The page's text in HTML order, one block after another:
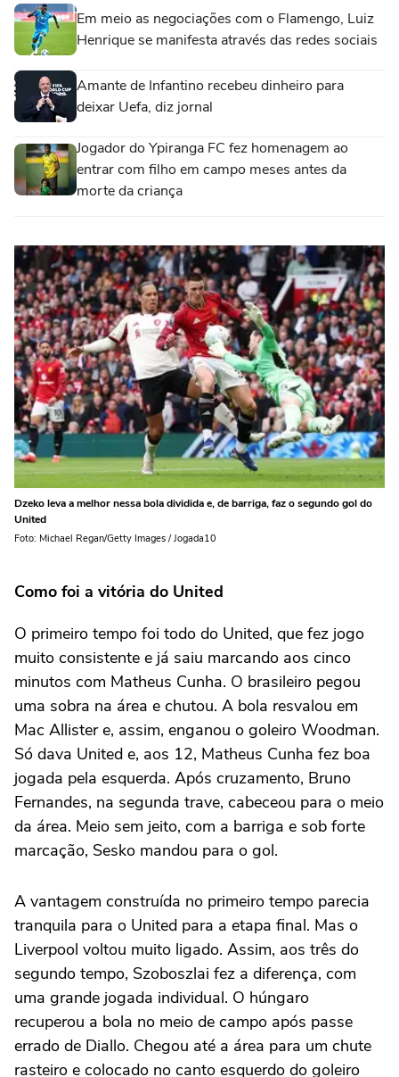
Em meio as negociações com o Flamengo, Luiz
Henrique se manifesta através das redes sociais
Amante de Infantino recebeu dinheiro para
deixar Uefa, diz jornal
Jogador do Ypiranga FC fez homenagem ao
entrar com filho em campo meses antes da
morte da criança
Dzeko leva a melhor nessa bola dividida e, de barriga, faz o segundo gol do
United
Foto: Michael Regan/Getty Images / Jogada10
Como foi a vitória do United
O primeiro tempo foi todo do United, que fez jogo
muito consistente e já saiu marcando aos cinco
minutos com Matheus Cunha. O brasileiro pegou
uma sobra na área e chutou. A bola resvalou em
Mac Allister e, assim, enganou o goleiro Woodman.
Só dava United e, aos 12, Matheus Cunha fez boa
jogada pela esquerda. Após cruzamento, Bruno
Fernandes, na segunda trave, cabeceou para o meio
da área. Meio sem jeito, com a barriga e sob forte
marcação, Sesko mandou para o gol.
A vantagem construída no primeiro tempo parecia
tranquila para o United para a etapa final. Mas o
Liverpool voltou muito ligado. Assim, aos três do
segundo tempo, Szoboszlai fez a diferença, com
uma grande jogada individual. O húngaro
recuperou a bola no meio de campo após passe
errado de Diallo. Chegou até a área para um chute
rasteiro e colocado no canto esquerdo do goleiro